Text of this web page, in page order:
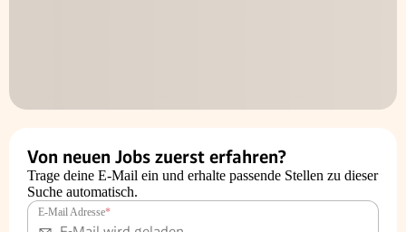
Von neuen Jobs zuerst erfahren?
Trage deine E-Mail ein und erhalte passende Stellen zu dieser
Suche automatisch.
E-Mail Adresse*